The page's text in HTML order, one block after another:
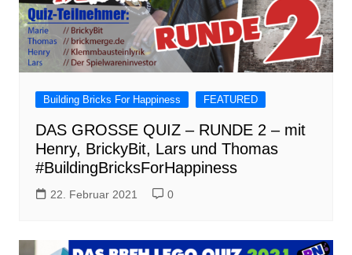
Building Bricks For Happiness FEATURED
DAS GROSSE QUIZ – RUNDE 2 – mit
Henry, BrickyBit, Lars und Thomas
#BuildingBricksForHappiness
22. Februar 2021 0